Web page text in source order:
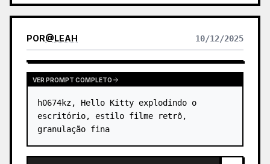
POR@LEAH 10/12/2025
VER PROMPT COMPLETO
h0674kz, Hello Kitty explodindo o
escritório, estilo filme retrô,
granulação fina